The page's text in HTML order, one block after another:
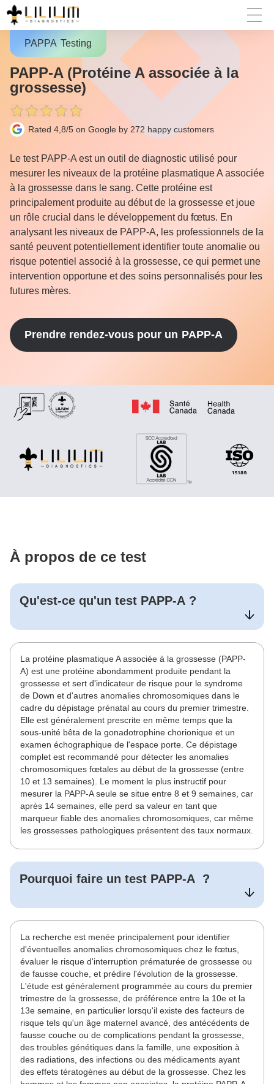
PAPPA Testing
PAPP-A (Protéine A associée à la
grossesse)
Rated 4,8/5 on Google by 272 happy customers
Le test PAPP-A est un outil de diagnostic utilisé pour
mesurer les niveaux de la protéine plasmatique A associée
à la grossesse dans le sang. Cette protéine est
principalement produite au début de la grossesse et joue
un rôle crucial dans le développement du fœtus. En
analysant les niveaux de PAPP-A, les professionnels de la
santé peuvent potentiellement identifier toute anomalie ou
risque potentiel associé à la grossesse, ce qui permet une
intervention opportune et des soins personnalisés pour les
futures mères.
Prendre rendez-vous pour un PAPP-A
À propos de ce test
Qu'est-ce qu'un test PAPP-A ?
La protéine plasmatique A associée à la grossesse (PAPP-
A) est une protéine abondamment produite pendant la
grossesse et sert d'indicateur de risque pour le syndrome
de Down et d'autres anomalies chromosomiques dans le
cadre du dépistage prénatal au cours du premier trimestre.
Elle est généralement prescrite en même temps que la
sous-unité bêta de la gonadotrophine chorionique et un
examen échographique de l'espace porte. Ce dépistage
complet est recommandé pour détecter les anomalies
chromosomiques fœtales au début de la grossesse (entre
10 et 13 semaines). Le moment le plus instructif pour
mesurer la PAPP-A seule se situe entre 8 et 9 semaines, car
après 14 semaines, elle perd sa valeur en tant que
marqueur fiable des anomalies chromosomiques, car même
les grossesses pathologiques présentent des taux normaux.
Pourquoi faire un test PAPP-A ?
La recherche est menée principalement pour identifier
d'éventuelles anomalies chromosomiques chez le fœtus,
évaluer le risque d'interruption prématurée de grossesse ou
de fausse couche, et prédire l'évolution de la grossesse.
L'étude est généralement programmée au cours du premier
trimestre de la grossesse, de préférence entre la 10e et la
13e semaine, en particulier lorsqu'il existe des facteurs de
risque tels qu'un âge maternel avancé, des antécédents de
fausse couche ou de complications pendant la grossesse,
des troubles génétiques dans la famille, une exposition à
des radiations, des infections ou des médicaments ayant
des effets tératogènes au début de la grossesse. Chez les